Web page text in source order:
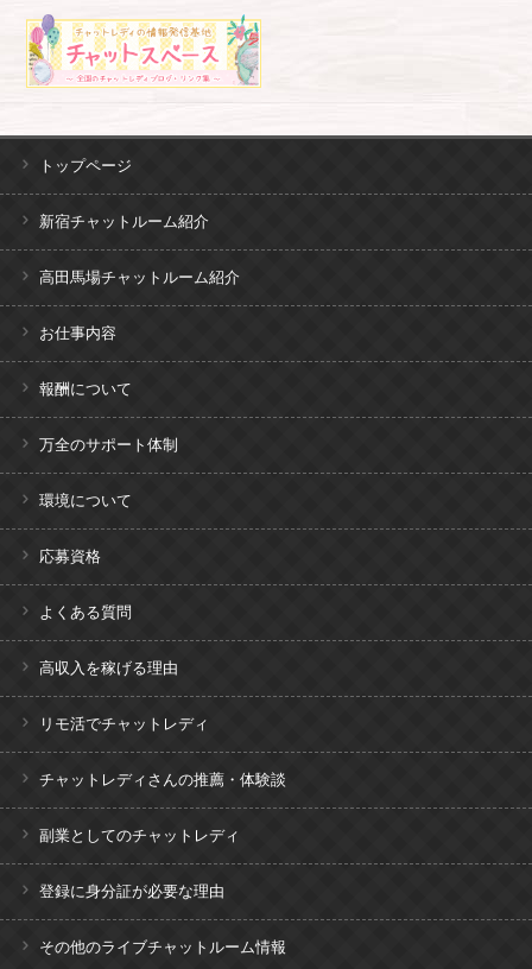
トップページ
新宿チャットルーム紹介
高田馬場チャットルーム紹介
お仕事内容
報酬について
万全のサポート体制
環境について
応募資格
よくある質問
高収入を稼げる理由
リモ活でチャットレディ
チャットレディさんの推薦・体験談
副業としてのチャットレディ
登録に身分証が必要な理由
その他のライブチャットルーム情報